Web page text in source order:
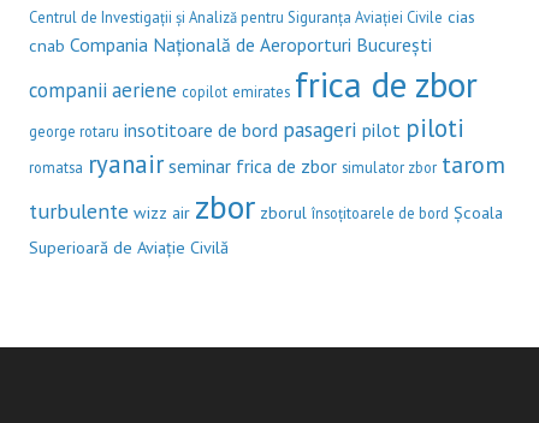
Centrul de Investigații și Analiză pentru Siguranța Aviației Civile cias
cnab Compania Națională de Aeroporturi București
companii aeriene copilot emirates frica de zbor
george rotaru insotitoare de bord pasageri pilot piloti
romatsa ryanair seminar frica de zbor simulator zbor tarom
turbulente wizz air zbor zborul însoțitoarele de bord Școala
Superioară de Aviație Civilă